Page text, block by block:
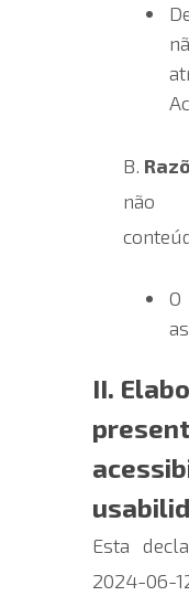
B.
não
II.
Esta
2024-06-